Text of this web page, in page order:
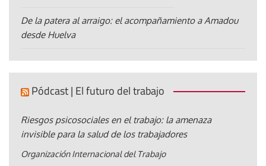
De la patera al arraigo: el acompañamiento a Amadou
desde Huelva
Pódcast | El futuro del trabajo
Riesgos psicosociales en el trabajo: la amenaza
invisible para la salud de los trabajadores
Organización Internacional del Trabajo